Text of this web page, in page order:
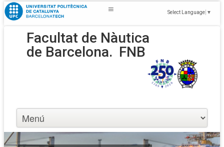
Select Language ▼
Facultat de Nàutica
de Barcelona. FNB